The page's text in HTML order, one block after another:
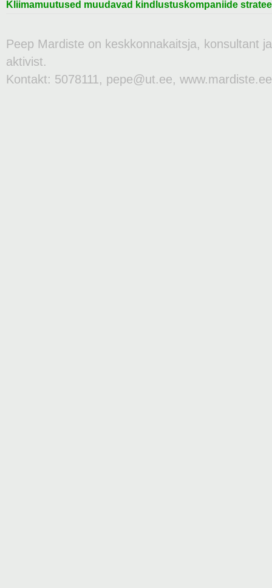
Kliimamuutused muudavad kindlustuskompaniide
Peep Mardiste on keskkonnakaitsja, konsultant
aktivist.
Kontakt: 5078111, pepe@ut.ee, www.mardiste.ee